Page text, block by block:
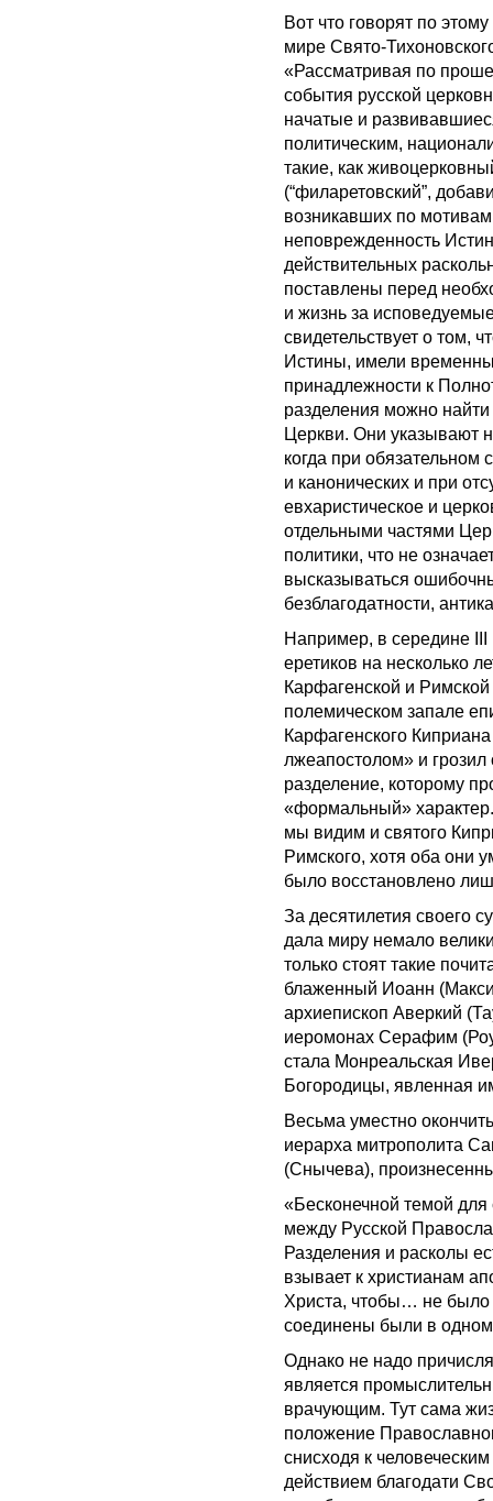
Вот что говорят по
мире Свято-
«Рассматривая по
события русской
начатые и
политическим,
такие, как
(“филаретовский”,
возникавших по
неповрежденность
действительных
поставлены перед
и жизнь за
свидетельствует о том,
Истины, имели
принадлежности к
разделения можно
Церкви. Они указывают
когда при обязательном
и канонических и при
евхаристическое и
отдельными частями
политики, что не
высказываться
безблагодатности,
Например, в середине III
еретиков на несколько
Карфагенской и
полемическом запале
Карфагенского
лжеапостолом» и
разделение, которому
«формальный»
мы видим и святого
Римского, хотя оба они
было восстановлено
За десятилетия своего
дала миру немало
только стоят такие
блаженный Иоанн
архиепископ Аверкий
иеромонах Серафим
стала Монреальская
Богородицы, явленная
Весьма уместно
иерарха митрополита
(Снычева),
«Бесконечной темой для
между Русской
Разделения и расколы
взывает к христианам
Христа, чтобы… не
соединены были в
Однако не надо
является
врачующим. Тут сама
положение
снисходя к
действием благодати